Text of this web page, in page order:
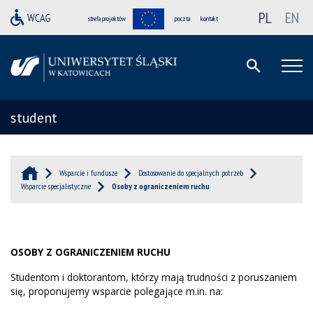
strefa projektów poczta kontakt PL EN
student
Wsparcie i fundusze
Dostosowanie do specjalnych potrzeb
Wsparcie specjalistyczne
Osoby z ograniczeniem ruchu
OSOBY Z OGRANICZENIEM RUCHU
Studentom i doktorantom, którzy mają trudności z poruszaniem
się, proponujemy wsparcie polegające m.in. na: